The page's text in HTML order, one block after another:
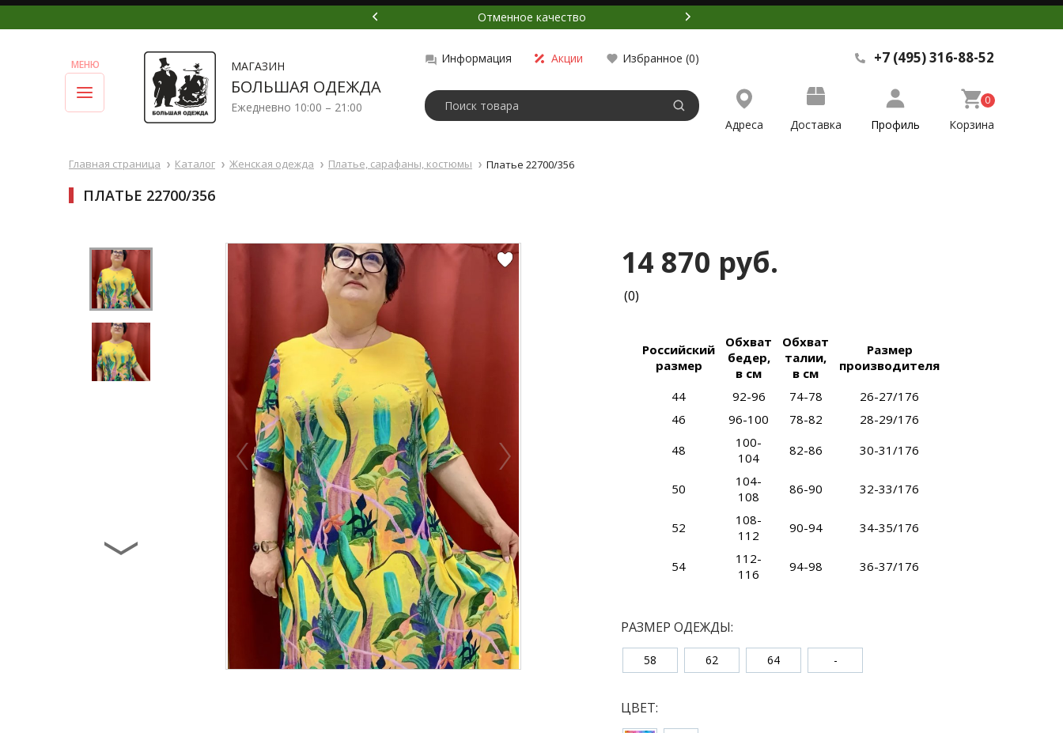
Приемлемая цена
МАГАЗИН
БОЛЬШАЯ ОДЕЖДА
Ежедневно 10:00 – 21:00
Информация Акции Избранное (0) +7 (495) 316-88-52
Адреса Доставка Профиль Корзина
0
Главная страница Каталог Женская одежда Платье, сарафаны, костюмы Платье 22700/356
ПЛАТЬЕ 22700/356
14 870 руб.
(0)
Российский
размер
Обхват
бедер,
в см
Обхват
талии,
в см
Размер
производителя
44
92-96 74-78
26-27/176
46
96-100 78-82
28-29/176
48
100-
104
82-86 30-31/176
50
104-
108
86-90 32-33/176
52
108-
112
90-94 34-35/176
54
112-
116
94-98 36-37/176
РАЗМЕР ОДЕЖДЫ:
58 62 64 -
ЦВЕТ: